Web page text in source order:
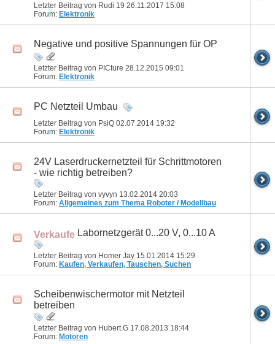
Letzter Beitrag von Rudi 19 26.11.2017 15:08
Forum: Elektronik
Negative und positive Spannungen für OP
Letzter Beitrag von PICture 28.12.2015 09:01
Forum: Elektronik
PC Netzteil Umbau
Letzter Beitrag von PsiQ 02.07.2014 19:32
Forum: Elektronik
24V Laserdruckernetzteil für Schrittmotoren
- wie richtig betreiben?
Letzter Beitrag von vyvyn 13.02.2014 20:03
Forum: Allgemeines zum Thema Roboter / Modellbau
Verkaufe Labornetzgerät 0...20 V, 0...10 A
Letzter Beitrag von Homer Jay 15.01.2014 15:29
Forum: Kaufen, Verkaufen, Tauschen, Suchen
Scheibenwischermotor mit Netzteil
betreiben
Letzter Beitrag von Hubert.G 17.08.2013 18:44
Forum: Motoren